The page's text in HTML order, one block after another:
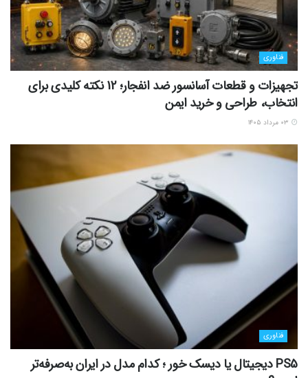
فناوری
تجهیزات و قطعات آسانسور ضد انفجار؛ 12 نکته کلیدی برای
انتخاب، طراحی و خرید ایمن
فناوری
PS5 دیجیتال یا دیسک خور ؛ کدام مدل در ایران به‌صرفه‌تر